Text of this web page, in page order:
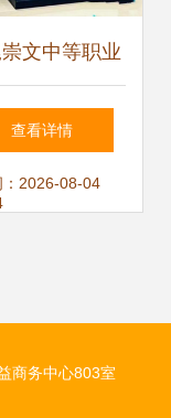
文中等职业
学校2025年招
——软件技
查看详情
：2026-08-04
商务中心803室